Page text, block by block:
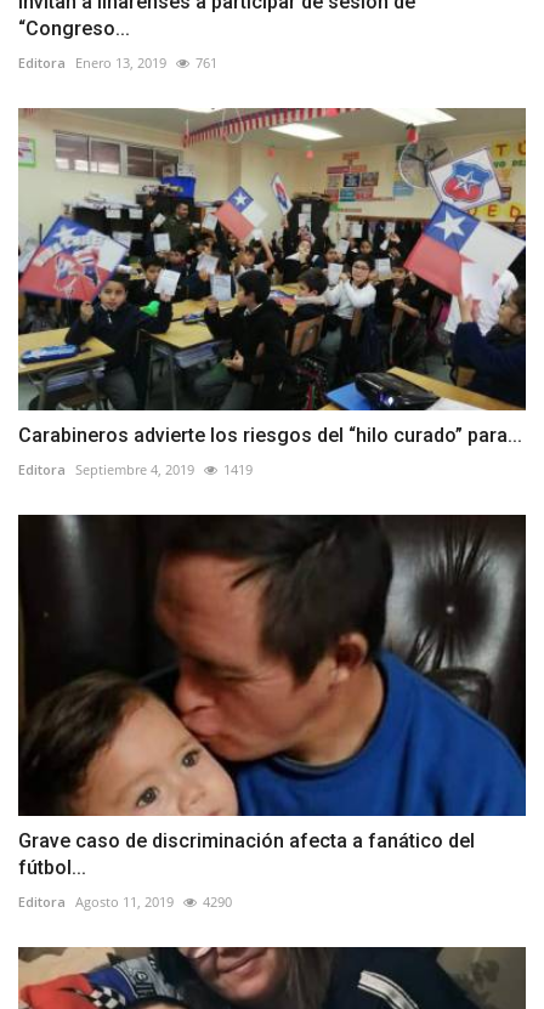
“Congreso...
Editora Enero 13, 2019 761
Carabineros advierte los riesgos del “hilo curado” para...
Editora Septiembre 4, 2019 1419
Grave caso de discriminación afecta a fanático del
fútbol...
Editora Agosto 11, 2019 4290